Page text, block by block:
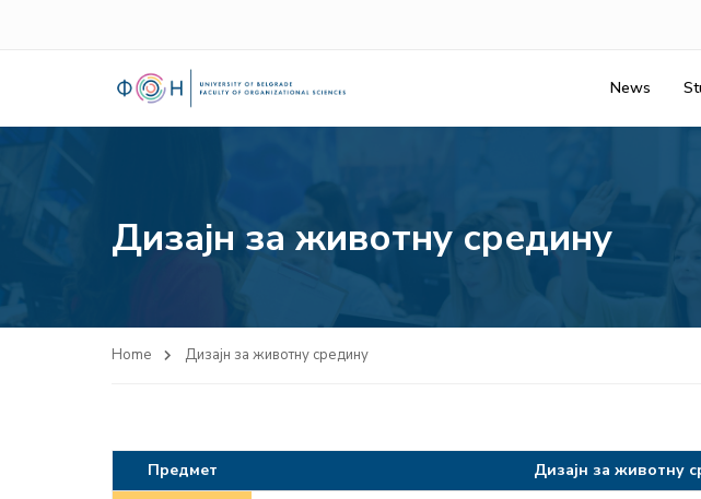
News
Дизајн за животну средину
Home Дизајн за животну средину
Предмет
Дизајн за животну